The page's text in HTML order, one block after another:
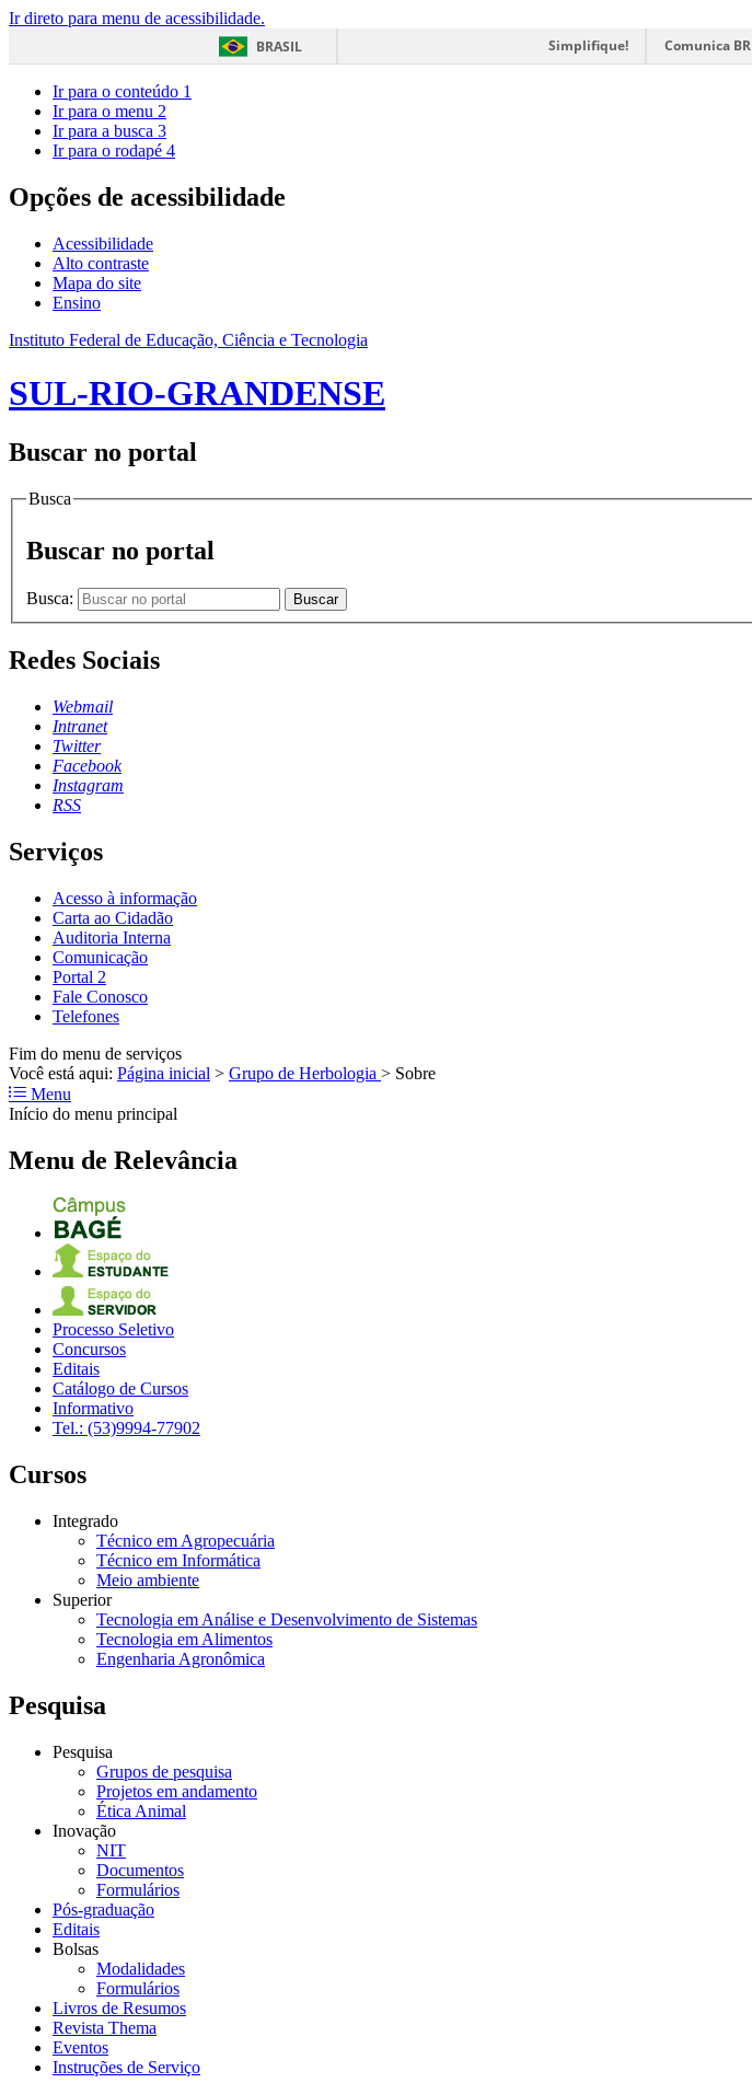
Ir direto para menu de acessibilidade.
BRASIL
Simplifique! Comunica BR
Ir para o conteúdo 1
Ir para o menu 2
Ir para a busca 3
Ir para o rodapé 4
Opções de acessibilidade
Acessibilidade
Alto contraste
Mapa do site
Ensino
Instituto Federal de Educação, Ciência e Tecnologia
SUL-RIO-GRANDENSE
Buscar no portal
Busca
Buscar no portal
Busca: Buscar
Redes Sociais
Webmail
Intranet
Twitter
Facebook
Instagram
RSS
Serviços
Acesso à informação
Carta ao Cidadão
Auditoria Interna
Comunicação
Portal 2
Fale Conosco
Telefones
Fim do menu de serviços
Você está aqui: Página inicial > Grupo de Herbologia > Sobre
Menu
Início do menu principal
Menu de Relevância
Processo Seletivo
Concursos
Editais
Catálogo de Cursos
Informativo
Tel.: (53)9994-77902
Cursos
Integrado
Técnico em Agropecuária
Técnico em Informática
Meio ambiente
Superior
Tecnologia em Análise e Desenvolvimento de Sistemas
Tecnologia em Alimentos
Engenharia Agronômica
Pesquisa
Pesquisa
Grupos de pesquisa
Projetos em andamento
Ética Animal
Inovação
NIT
Documentos
Formulários
Pós-graduação
Editais
Bolsas
Modalidades
Formulários
Livros de Resumos
Revista Thema
Eventos
Instruções de Serviço